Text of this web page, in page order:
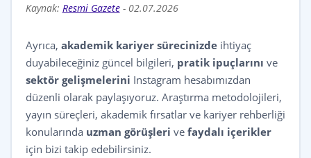
Kaynak: Resmi Gazete- 02.07.2026
Ayrıca, akademik kariyer sürecinizdeihtiyaç
duyabileceğiniz güncel bilgileri, pratik ipuçlarını ve
sektör gelişmelerini Instagram hesabımızdan
düzenli olarak paylaşıyoruz. Araştırma metodolojileri,
yayın süreçleri, akademik fırsatlar ve kariyer rehberliği
konularında uzman görüşleri ve faydalı içerikler
için bizi takip edebilirsiniz.